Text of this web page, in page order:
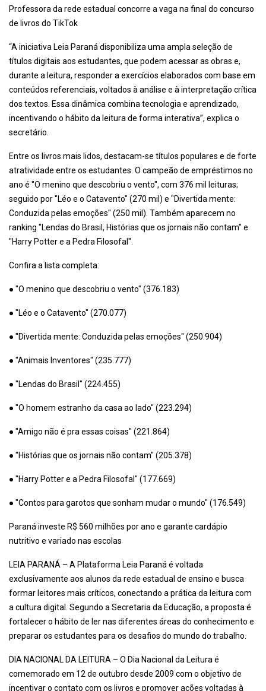
Professora da rede estadual concorre a vaga na final do concurso
de livros do TikTok
“A iniciativa Leia Paraná disponibiliza uma ampla seleção de
títulos digitais aos estudantes, que podem acessar as obras e,
durante a leitura, responder a exercícios elaborados com base em
conteúdos referenciais, voltados à análise e à interpretação crítica
dos textos. Essa dinâmica combina tecnologia e aprendizado,
incentivando o hábito da leitura de forma interativa”, explica o
secretário.
Entre os livros mais lidos, destacam-se títulos populares e de forte
atratividade entre os estudantes. O campeão de empréstimos no
ano é "O menino que descobriu o vento", com 376 mil leituras;
seguido por "Léo e o Catavento" (270 mil) e "Divertida mente:
Conduzida pelas emoções" (250 mil). Também aparecem no
ranking "Lendas do Brasil, Histórias que os jornais não contam" e
"Harry Potter e a Pedra Filosofal".
Confira a lista completa:
● "O menino que descobriu o vento" (376.183)
● "Léo e o Catavento" (270.077)
● "Divertida mente: Conduzida pelas emoções" (250.904)
● "Animais Inventores" (235.777)
● "Lendas do Brasil" (224.455)
● "O homem estranho da casa ao lado" (223.294)
● "Amigo não é pra essas coisas" (221.864)
● "Histórias que os jornais não contam" (205.378)
● "Harry Potter e a Pedra Filosofal" (177.669)
● "Contos para garotos que sonham mudar o mundo" (176.549)
Paraná investe R$ 560 milhões por ano e garante cardápio
nutritivo e variado nas escolas
LEIA PARANÁ – A Plataforma Leia Paraná é voltada
exclusivamente aos alunos da rede estadual de ensino e busca
formar leitores mais críticos, conectando a prática da leitura com
a cultura digital. Segundo a Secretaria da Educação, a proposta é
fortalecer o hábito de ler nas diferentes áreas do conhecimento e
preparar os estudantes para os desafios do mundo do trabalho.
DIA NACIONAL DA LEITURA – O Dia Nacional da Leitura é
comemorado em 12 de outubro desde 2009 com o objetivo de
incentivar o contato com os livros e promover ações voltadas à